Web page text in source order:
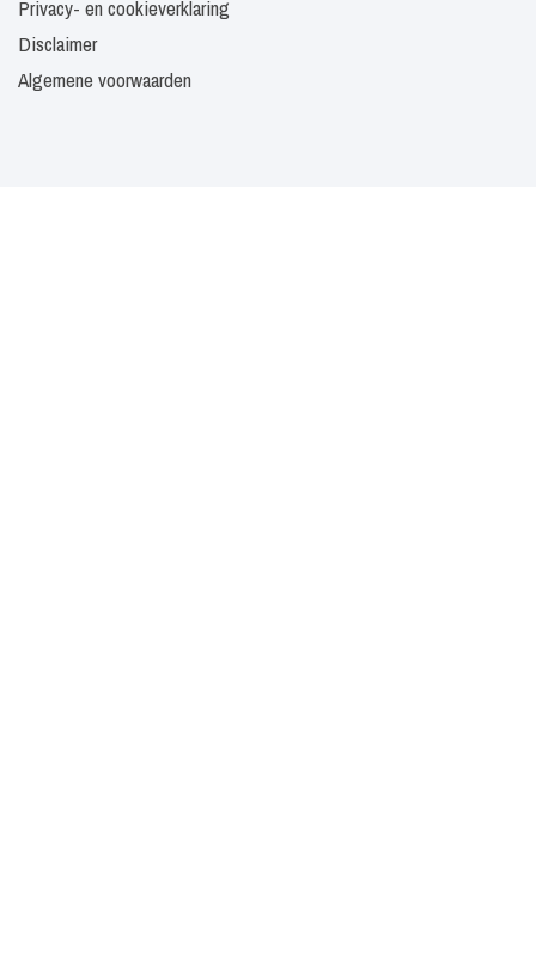
Privacy- en cookieverklaring
Disclaimer
Algemene voorwaarden